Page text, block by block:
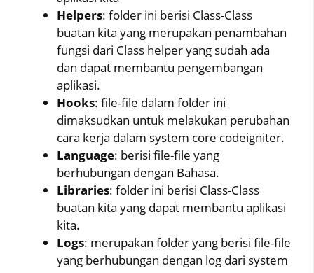
Helpers: folder ini berisi Class-Class
buatan kita yang merupakan penambahan
fungsi dari Class helper yang sudah ada
dan dapat membantu pengembangan
aplikasi.
Hooks: file-file dalam folder ini
dimaksudkan untuk melakukan perubahan
cara kerja dalam system core codeigniter.
Language: berisi file-file yang
berhubungan dengan Bahasa.
Libraries: folder ini berisi Class-Class
buatan kita yang dapat membantu aplikasi
kita.
Logs: merupakan folder yang berisi file-file
yang berhubungan dengan log dari system